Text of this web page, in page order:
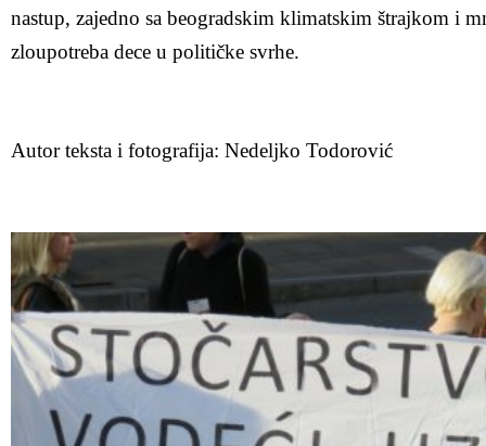
nastup, zajedno sa beogradskim klimatskim štrajkom i
zloupotreba dece u političke svrhe.
Autor teksta i fotografija: Nedeljko Todorović